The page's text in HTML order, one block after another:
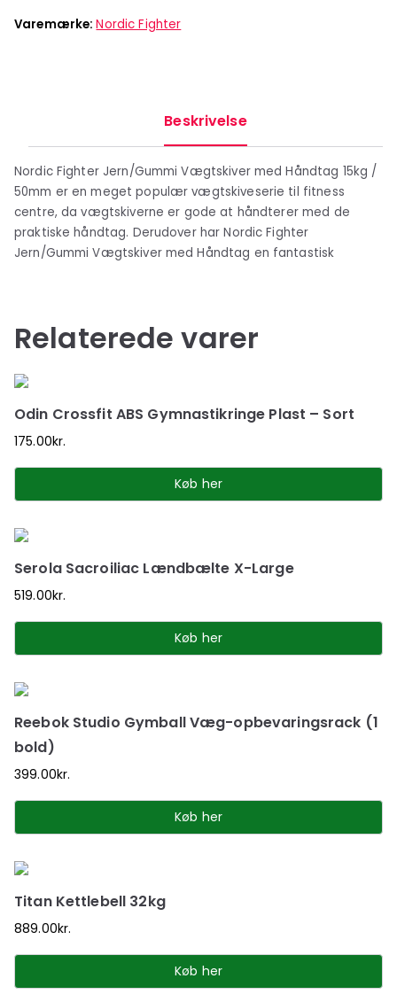
Varemærke:Nordic Fighter
Beskrivelse
Nordic Fighter Jern/Gummi Vægtskiver med Håndtag 15kg /
50mm er en meget populær vægtskiveserie til fitness
centre, da vægtskiverne er gode at håndterer med de
praktiske håndtag. Derudover har Nordic Fighter
Jern/Gummi Vægtskiver med Håndtag en fantastisk
Relaterede varer
Odin Crossfit ABS Gymnastikringe Plast – Sort
175.00kr.
Køb her
Serola Sacroiliac Lændbælte X-Large
519.00kr.
Køb her
Reebok Studio Gymball Væg-opbevaringsrack (1
bold)
399.00kr.
Køb her
Titan Kettlebell 32kg
889.00kr.
Køb her